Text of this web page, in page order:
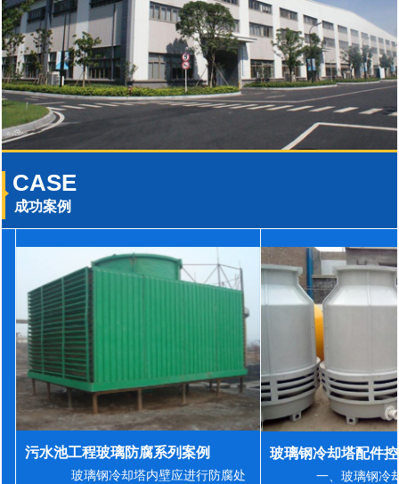
CASE
成功案例
污水池工程玻璃防腐系列案例
玻璃钢冷却塔内壁应进行防腐处
一、玻璃钢冷